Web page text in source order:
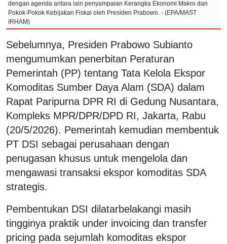
dengan agenda antara lain penyampaian Kerangka Ekonomi Makro dan
Pokok-Pokok Kebijakan Fiskal oleh Presiden Prabowo. - (EPA/MAST
IRHAM)
Sebelumnya, Presiden Prabowo Subianto
mengumumkan penerbitan Peraturan
Pemerintah (PP) tentang Tata Kelola Ekspor
Komoditas Sumber Daya Alam (SDA) dalam
Rapat Paripurna DPR RI di Gedung Nusantara,
Kompleks MPR/DPR/DPD RI, Jakarta, Rabu
(20/5/2026). Pemerintah kemudian membentuk
PT DSI sebagai perusahaan dengan
penugasan khusus untuk mengelola dan
mengawasi transaksi ekspor komoditas SDA
strategis.
Pembentukan DSI dilatarbelakangi masih
tingginya praktik under invoicing dan transfer
pricing pada sejumlah komoditas ekspor